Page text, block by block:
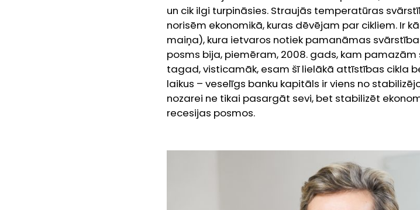
un cik ilgi turpināsies. Straujās temperatūras
norisēm ekonomikā, kuras dēvējam par cikliem. Ir
maiņa), kura ietvaros notiek pamanāmas
posms bija, piemēram, 2008. gads, kam pamazām
tagad, visticamāk, esam šī lielākā attīstības cikla
laikus – veselīgs banku kapitāls ir viens no
nozarei ne tikai pasargāt sevi, bet stabilizēt
recesijas posmos.